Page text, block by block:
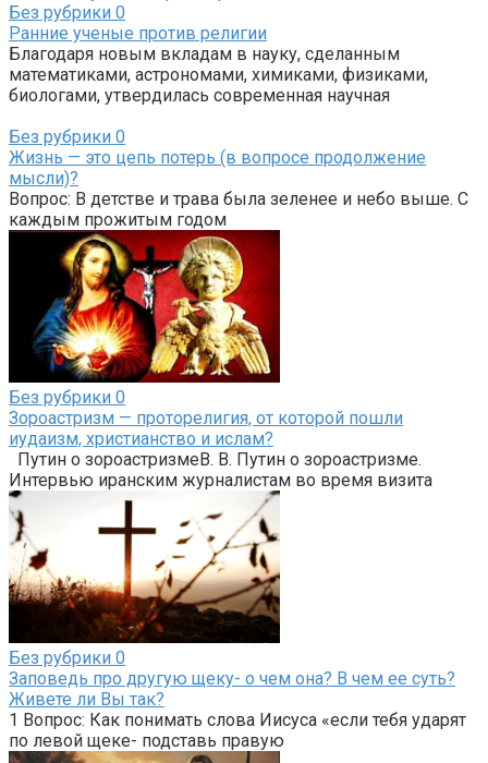
Без рубрики 0
Ранние ученые против религии
Благодаря новым вкладам в науку, сделанным
математиками, астрономами, химиками, физиками,
биологами, утвердилась современная научная
Без рубрики 0
Жизнь — это цепь потерь (в вопросе продолжение
мысли)?
Вопрос: В детстве и трава была зеленее и небо выше. С
каждым прожитым годом
Без рубрики 0
Зороастризм — проторелигия, от которой пошли
иудаизм, христианство и ислам?
Путин о зороастризмеВ. В. Путин о зороастризме.
Интервью иранским журналистам во время визита
Без рубрики 0
Заповедь про другую щеку- о чем она? В чем ее суть?
Живете ли Вы так?
1 Вопрос: Как понимать слова Иисуса «если тебя ударят
по левой щеке- подставь правую